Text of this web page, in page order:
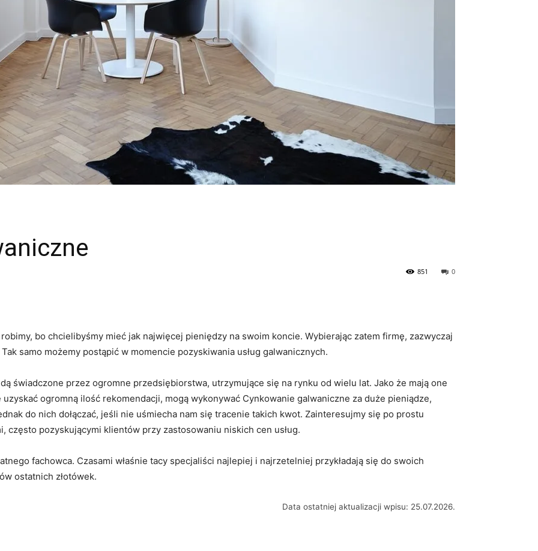
0
851
bo chcielibyśmy mieć jak najwięcej pieniędzy na swoim koncie. Wybierając zatem firmę, zazwyczaj
samo możemy postąpić w momencie pozyskiwania usług galwanicznych.
świadczone przez ogromne przedsiębiorstwa, utrzymujące się na rynku od wielu lat. Jako że mają one
ogromną ilość rekomendacji, mogą wykonywać Cynkowanie galwaniczne za duże pieniądze,
do nich dołączać, jeśli nie uśmiecha nam się tracenie takich kwot. Zainteresujmy się po prostu
często pozyskującymi klientów przy zastosowaniu niskich cen usług.
fachowca. Czasami właśnie tacy specjaliści najlepiej i najrzetelniej przykładają się do swoich
ostatnich złotówek.
Data ostatniej aktualizacji wpisu: 25.07.2026.